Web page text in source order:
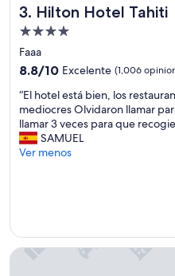
3. Hilton Hotel Tahiti
Hilton Hotel Tahiti
Propiedad
de
4.0
Faaa
8.8
10,
Excelente,
(1,006
opiniones)
8.8/10 Excelente (1,006
“
E
l
h
o
t
á
“El hotel está bien, los
mediocres Olvidaron llamar
llamar 3 veces para que
SAMUEL
Ver menos
Sofitel Kia Ora Moorea